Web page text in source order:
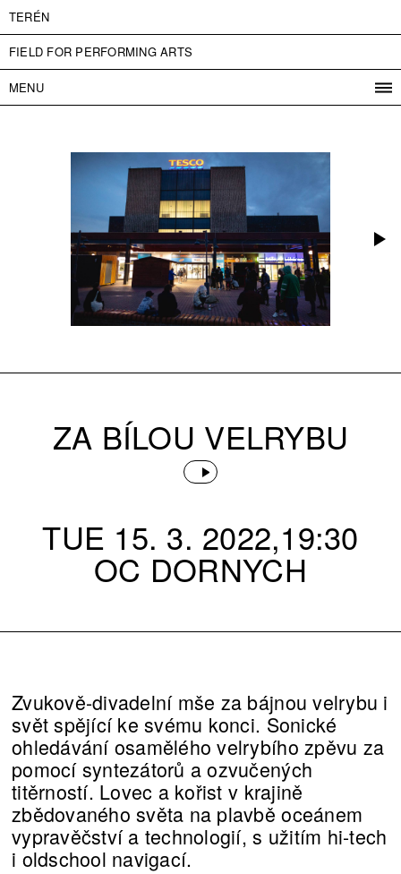
TERÉN
FIELD FOR PERFORMING ARTS
MENU
ADMISSION
PARTNERS
ČESKY
ZA BÍLOU VELRYBU
TUE 15. 3. 2022,19:30
OC DORNYCH
Zvukově-divadelní mše za bájnou velrybu i
svět spějící ke svému konci. Sonické
ohledávání osamělého velrybího zpěvu za
pomocí syntezátorů a ozvučených
titěrností. Lovec a kořist v krajině
zbědovaného světa na plavbě oceánem
vypravěčství a technologií, s užitím hi-tech
i oldschool navigací.